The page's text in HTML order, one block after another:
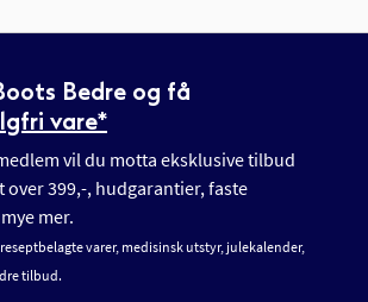
Bedre og få
vare*
vil du motta eksklusive tilbud
399,-, hudgarantier, faste
mer.
varer, medisinsk utstyr, julekalender,
tilbud.